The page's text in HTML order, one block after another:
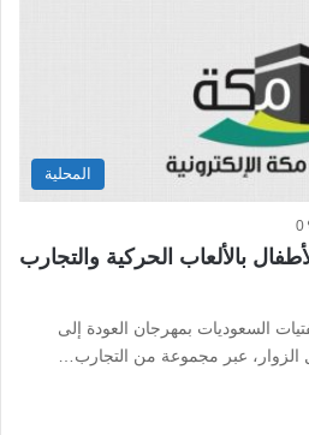
المحلية
0
بالألعاب الحركية والتجارب
السعوديات بمهرجان العودة إلى
الزوار، عبر مجموعة من التجارب…